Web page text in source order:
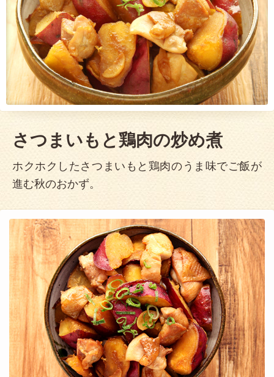
さつまいもと鶏肉の炒め煮
ホクホクしたさつまいもと鶏肉のうま味でご飯が
進む秋のおかず。